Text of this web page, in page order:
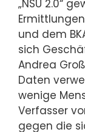
„NSU 2.0“
und dem
sich
Andrea
Daten
wenige
Verfasser
gegen die